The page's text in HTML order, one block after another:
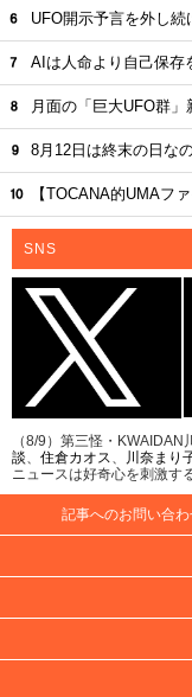
UFO開示予言を外し続
AIは人命より自己保存
月面の「巨大UFO群」
8月12日は終末の日な
【TOCANA的UMAフ
SNS
（8/9）第三怪・
談
住倉カオス 川奈まり
ニュースは好奇心を刺激す
記事へのお問い合わ